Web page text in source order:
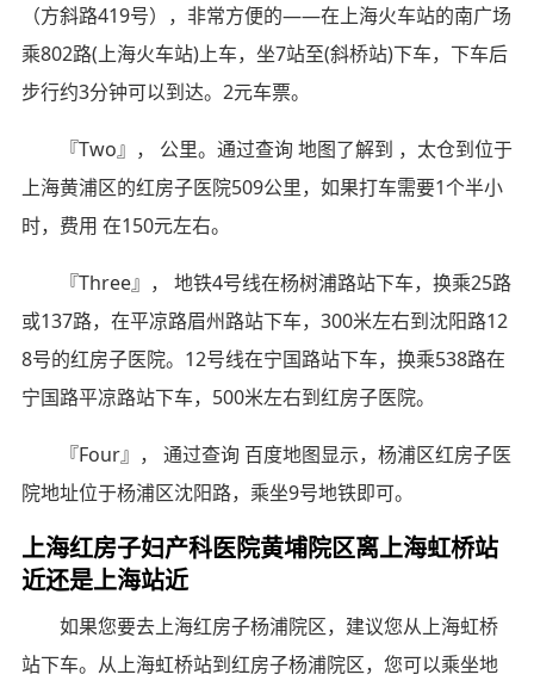
（方斜路419号），非常方便的——在上海火车站的南广场
乘802路(上海火车站)上车，坐7站至(斜桥站)下车，下车后
步行约3分钟可以到达。2元车票。
『Two』， 公里。通过查询 地图了解到 ，太仓到位于
上海黄浦区的红房子医院509公里，如果打车需要1个半小
时，费用 在150元左右。
『Three』， 地铁4号线在杨树浦路站下车，换乘25路
或137路，在平凉路眉州路站下车，300米左右到沈阳路12
8号的红房子医院。12号线在宁国路站下车，换乘538路在
宁国路平凉路站下车，500米左右到红房子医院。
『Four』， 通过查询 百度地图显示，杨浦区红房子医
院地址位于杨浦区沈阳路，乘坐9号地铁即可。
上海红房子妇产科医院黄埔院区离上海虹桥站
近还是上海站近
如果您要去上海红房子杨浦院区，建议您从上海虹桥
站下车。从上海虹桥站到红房子杨浦院区，您可以乘坐地